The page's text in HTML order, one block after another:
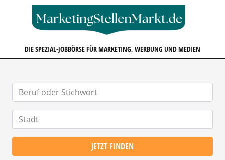
DIE SPEZIAL-JOBBÖRSE FÜR MARKETING, WERBUNG UND MEDIEN
JETZT FINDEN